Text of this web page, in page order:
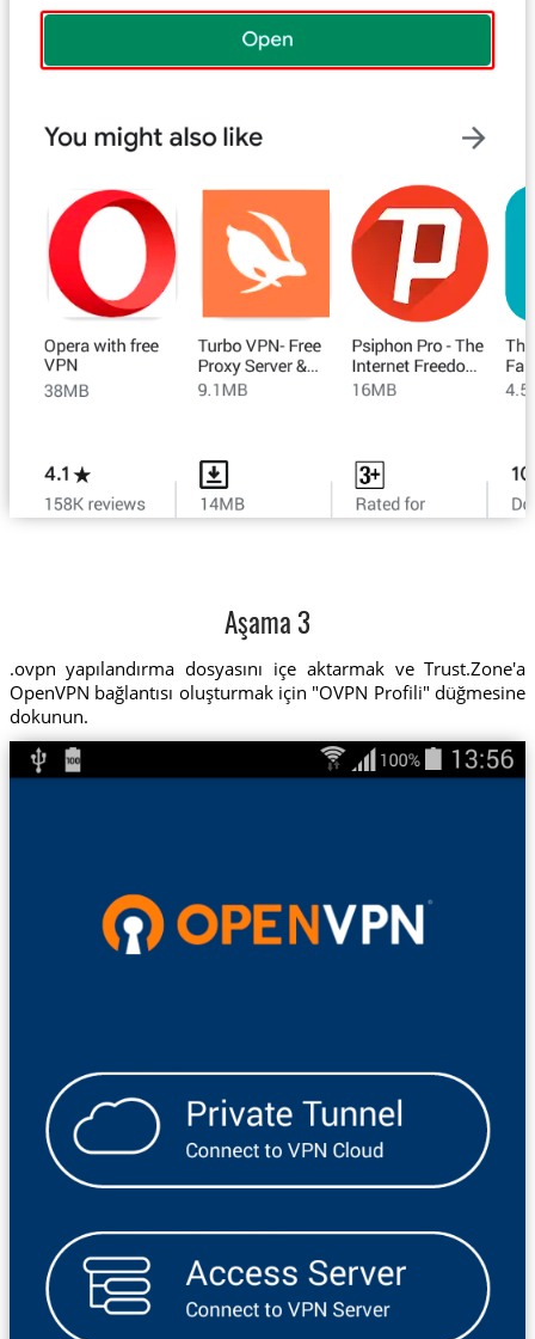
Aşama 3
.ovpn yapılandırma dosyasını içe aktarmak ve Trust.Zone'a
OpenVPN bağlantısı oluşturmak için "OVPN Profili" düğmesine
dokunun.